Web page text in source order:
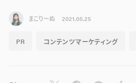
まこりーぬ 2021.05.25
PR コンテンツマーケティング